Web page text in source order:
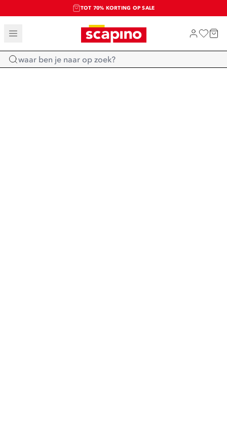
TOT 70% KORTING OP SALE
SALE: LAATSTE KANS!
SHOP NIEUW
Home